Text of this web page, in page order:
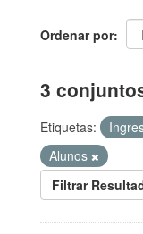
Ordenar por
3
Etiquetas:
Alunos
Filtrar